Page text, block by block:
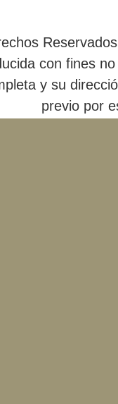
con fines
y su
previo por